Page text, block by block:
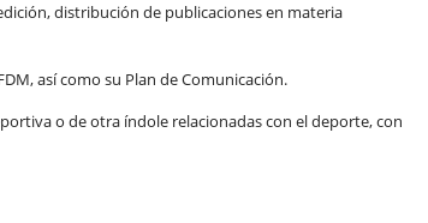
distribución de publicaciones en materia
así como su Plan de Comunicación.
o de otra índole relacionadas con eldeporte, con